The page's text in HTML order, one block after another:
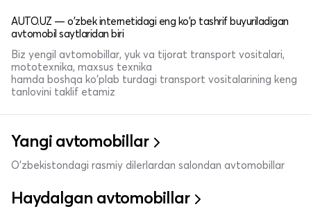
AUTO.UZ — o'zbek internetidagi eng ko'p tashrif buyuriladigan
avtomobil saytlaridan biri
Biz yengil avtomobillar, yuk va tijorat transport vositalari,
mototexnika, maxsus texnika
hamda boshqa ko'plab turdagi transport vositalarining keng
tanlovini taklif etamiz
Yangi avtomobillar
O'zbekistondagi rasmiy dilerlardan salondan avtomobillar
Haydalgan avtomobillar